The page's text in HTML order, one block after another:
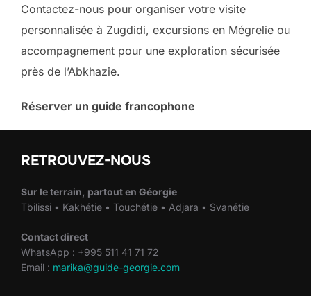
Contactez-nous pour organiser votre visite
personnalisée à Zugdidi, excursions en Mégrelie ou
accompagnement pour une exploration sécurisée
près de l’Abkhazie.
Réserver un guide francophone
RETROUVEZ-NOUS
Sur le terrain, partout en Géorgie
Tbilissi • Kakhétie • Touchétie • Adjara • Svanétie
Contact direct
WhatsApp : +995 511 41 71 72
Email : marika@guide-georgie.com